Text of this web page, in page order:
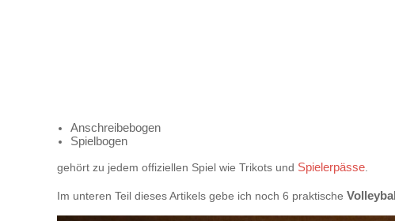
Anschreibebogen
Spielbogen
gehört zu jedem offiziellen Spiel wie Trikots und Spielerpässe.
Im unteren Teil dieses Artikels gebe ich noch 6 praktische Volleyball